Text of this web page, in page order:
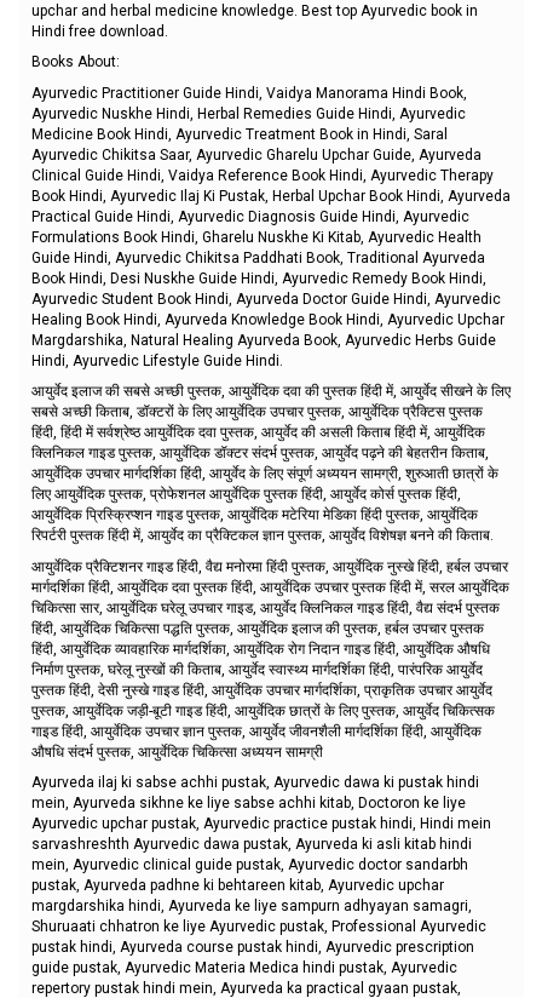
upchar and herbal medicine knowledge. Best top Ayurvedic book in
Hindi free download.
Books About:
Ayurvedic Practitioner Guide Hindi, Vaidya Manorama Hindi Book,
Ayurvedic Nuskhe Hindi, Herbal Remedies Guide Hindi, Ayurvedic
Medicine Book Hindi, Ayurvedic Treatment Book in Hindi, Saral
Ayurvedic Chikitsa Saar, Ayurvedic Gharelu Upchar Guide, Ayurveda
Clinical Guide Hindi, Vaidya Reference Book Hindi, Ayurvedic Therapy
Book Hindi, Ayurvedic Ilaj Ki Pustak, Herbal Upchar Book Hindi, Ayurveda
Practical Guide Hindi, Ayurvedic Diagnosis Guide Hindi, Ayurvedic
Formulations Book Hindi, Gharelu Nuskhe Ki Kitab, Ayurvedic Health
Guide Hindi, Ayurvedic Chikitsa Paddhati Book, Traditional Ayurveda
Book Hindi, Desi Nuskhe Guide Hindi, Ayurvedic Remedy Book Hindi,
Ayurvedic Student Book Hindi, Ayurveda Doctor Guide Hindi, Ayurvedic
Healing Book Hindi, Ayurveda Knowledge Book Hindi, Ayurvedic Upchar
Margdarshika, Natural Healing Ayurveda Book, Ayurvedic Herbs Guide
Hindi, Ayurvedic Lifestyle Guide Hindi.
आयुर्वेद इलाज की सबसे अच्छी पुस्तक, आयुर्वेदिक दवा की पुस्तक हिंदी में, आयुर्वेद सीखने के लिए
सबसे अच्छी किताब, डॉक्टरों के लिए आयुर्वेदिक उपचार पुस्तक, आयुर्वेदिक प्रैक्टिस पुस्तक
हिंदी, हिंदी में सर्वश्रेष्ठ आयुर्वेदिक दवा पुस्तक, आयुर्वेद की असली किताब हिंदी में, आयुर्वेदिक
क्लिनिकल गाइड पुस्तक, आयुर्वेदिक डॉक्टर संदर्भ पुस्तक, आयुर्वेद पढ़ने की बेहतरीन किताब,
आयुर्वेदिक उपचार मार्गदर्शिका हिंदी, आयुर्वेद के लिए संपूर्ण अध्ययन सामग्री, शुरुआती छात्रों के
लिए आयुर्वेदिक पुस्तक, प्रोफेशनल आयुर्वेदिक पुस्तक हिंदी, आयुर्वेद कोर्स पुस्तक हिंदी,
आयुर्वेदिक प्रिस्क्रिप्शन गाइड पुस्तक, आयुर्वेदिक मटेरिया मेडिका हिंदी पुस्तक, आयुर्वेदिक
रिपर्टरी पुस्तक हिंदी में, आयुर्वेद का प्रैक्टिकल ज्ञान पुस्तक, आयुर्वेद विशेषज्ञ बनने की किताब.
आयुर्वेदिक प्रैक्टिशनर गाइड हिंदी, वैद्य मनोरमा हिंदी पुस्तक, आयुर्वेदिक नुस्खे हिंदी, हर्बल उपचार
मार्गदर्शिका हिंदी, आयुर्वेदिक दवा पुस्तक हिंदी, आयुर्वेदिक उपचार पुस्तक हिंदी में, सरल आयुर्वेदिक
चिकित्सा सार, आयुर्वेदिक घरेलू उपचार गाइड, आयुर्वेद क्लिनिकल गाइड हिंदी, वैद्य संदर्भ पुस्तक
हिंदी, आयुर्वेदिक चिकित्सा पद्धति पुस्तक, आयुर्वेदिक इलाज की पुस्तक, हर्बल उपचार पुस्तक
हिंदी, आयुर्वेदिक व्यावहारिक मार्गदर्शिका, आयुर्वेदिक रोग निदान गाइड हिंदी, आयुर्वेदिक औषधि
निर्माण पुस्तक, घरेलू नुस्खों की किताब, आयुर्वेद स्वास्थ्य मार्गदर्शिका हिंदी, पारंपरिक आयुर्वेद
पुस्तक हिंदी, देसी नुस्खे गाइड हिंदी, आयुर्वेदिक उपचार मार्गदर्शिका, प्राकृतिक उपचार आयुर्वेद
पुस्तक, आयुर्वेदिक जड़ी-बूटी गाइड हिंदी, आयुर्वेदिक छात्रों के लिए पुस्तक, आयुर्वेद चिकित्सक
गाइड हिंदी, आयुर्वेदिक उपचार ज्ञान पुस्तक, आयुर्वेद जीवनशैली मार्गदर्शिका हिंदी, आयुर्वेदिक
औषधि संदर्भ पुस्तक, आयुर्वेदिक चिकित्सा अध्ययन सामग्री
Ayurveda ilaj ki sabse achhi pustak, Ayurvedic dawa ki pustak hindi
mein, Ayurveda sikhne ke liye sabse achhi kitab, Doctoron ke liye
Ayurvedic upchar pustak, Ayurvedic practice pustak hindi, Hindi mein
sarvashreshth Ayurvedic dawa pustak, Ayurveda ki asli kitab hindi
mein, Ayurvedic clinical guide pustak, Ayurvedic doctor sandarbh
pustak, Ayurveda padhne ki behtareen kitab, Ayurvedic upchar
margdarshika hindi, Ayurveda ke liye sampurn adhyayan samagri,
Shuruaati chhatron ke liye Ayurvedic pustak, Professional Ayurvedic
pustak hindi, Ayurveda course pustak hindi, Ayurvedic prescription
guide pustak, Ayurvedic Materia Medica hindi pustak, Ayurvedic
repertory pustak hindi mein, Ayurveda ka practical gyaan pustak,